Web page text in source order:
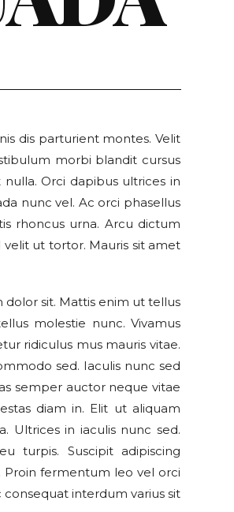
dis parturient montes. Velit
morbi blandit cursus
Orci dapibus ultrices in
nunc vel. Ac orci phasellus
rhoncus urna. Arcu dictum
ut tortor. Mauris sit amet
dolor sit. Mattis enim ut tellus
molestie nunc. Vivamus
ridiculus mus mauris vitae.
sed. Iaculis nunc sed
semper auctor neque vitae
diam in. Elit ut aliquam
Ultrices in iaculis nunc sed.
turpis. Suscipit adipiscing
fermentum leo vel orci
interdum varius sit